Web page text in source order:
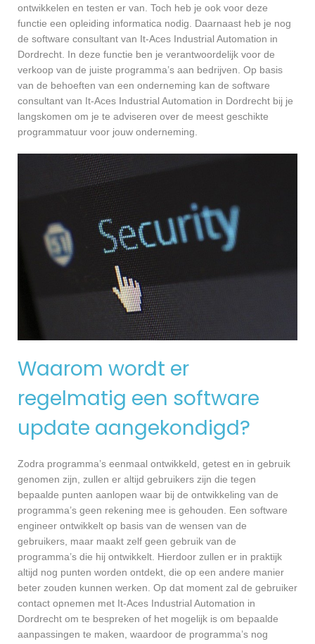
ontwikkelen en testen er van. Toch heb je ook voor deze
functie een opleiding informatica nodig. Daarnaast heb je nog
de software consultant van It-Aces Industrial Automation in
Dordrecht. In deze functie ben je verantwoordelijk voor de
verkoop van de juiste programma’s aan bedrijven. Op basis
van de behoeften van een onderneming kan de software
consultant van It-Aces Industrial Automation in Dordrecht bij je
langskomen om je te adviseren over de meest geschikte
programmatuur voor jouw onderneming.
Waarom wordt er
regelmatig een software
update aangekondigd?
Zodra programma’s eenmaal ontwikkeld, getest en in gebruik
genomen zijn, zullen er altijd gebruikers zijn die tegen
bepaalde punten aanlopen waar bij de ontwikkeling van de
programma’s geen rekening mee is gehouden. Een software
engineer ontwikkelt op basis van de wensen van de
gebruikers, maar maakt zelf geen gebruik van de
programma’s die hij ontwikkelt. Hierdoor zullen er in praktijk
altijd nog punten worden ontdekt, die op een andere manier
beter zouden kunnen werken. Op dat moment zal de gebruiker
contact opnemen met It-Aces Industrial Automation in
Dordrecht om te bespreken of het mogelijk is om bepaalde
aanpassingen te maken, waardoor de programma’s nog